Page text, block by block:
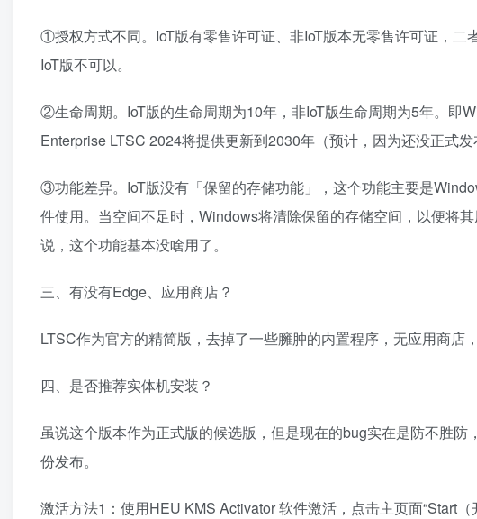
①授权方式不同。IoT版有零售许可证、非IoT版本无零售许可证，
IoT版不可以。
②生命周期。IoT版的生命周期为10年，非IoT版生命周期为5年。即
Enterprise LTSC 2024将提供更新到2030年（预计，因为还没正式发
③功能差异。IoT版没有「保留的存储功能」，这个功能主要是
件使用。当空间不足时，Windows将清除保留的存储空间，以便将
说，这个功能基本没啥用了。
三、有没有Edge、应用商店？
LTSC作为官方的精简版，去掉了一些臃肿的内置程序，无应用商店
四、是否推荐实体机安装？
虽说这个版本作为正式版的候选版，但是现在的bug实在是防不胜
份发布。
激活方法1：使用HEU KMS Activator 软件激活，点击主页面“Start（